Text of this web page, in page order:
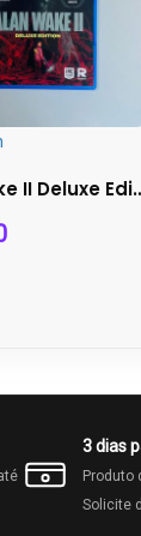
Alan Wake II
3 dias
Produto
Solicite